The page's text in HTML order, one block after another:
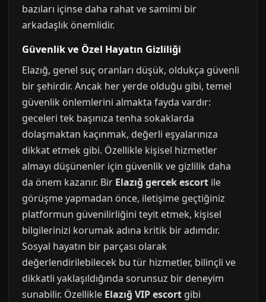
bazıları içinse daha rahat ve samimi bir
arkadaşlık önemlidir.
Güvenlik ve Özel Hayatın Gizliliği
Elazığ, genel suç oranları düşük, oldukça güvenli
bir şehirdir. Ancak her yerde olduğu gibi, temel
güvenlik önlemlerini almakta fayda vardır:
geceleri tek başınıza tenha sokaklarda
dolaşmaktan kaçınmak, değerli eşyalarınıza
dikkat etmek gibi. Özellikle kişisel hizmetler
almayı düşünenler için güvenlik ve gizlilik daha
da önem kazanır. Bir Elazığ gercek escort ile
görüşme yapmadan önce, iletişime geçtiğiniz
platformun güvenilirliğini teyit etmek, kişisel
bilgilerinizi korumak adına kritik bir adımdır.
Sosyal hayatın bir parçası olarak
değerlendirilebilecek bu tür hizmetler, bilinçli ve
dikkatli yaklaşıldığında sorunsuz bir deneyim
sunabilir. Özellikle Elazığ VIP escort gibi